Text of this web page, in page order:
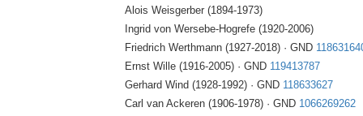
Alois Weisgerber (1894-1973)
Ingrid von Wersebe-Hogrefe (1920-2006)
Friedrich Werthmann (1927-2018) · GND
Ernst Wille (1916-2005) · GND 119413787
Gerhard Wind (1928-1992) · GND 118633627
Carl van Ackeren (1906-1978) · GND 1066269262